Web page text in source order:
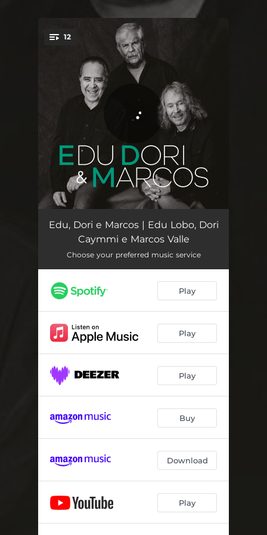
You're all set!
12
Na Ribeira Deste Rio 04:38
Bloco do Eu Sozinho
Saveiros 03:53
Na Ilha de Lia, No Barco de Rosa 04:03
Canto Triste 03:17
Viola Enluarada 04:18
Alegre Menina 03:30
Passa por Mim 03:55
Dos Navegantes 05:01
Corrida de Jangada 02:13
Edu, Dori e Marcos | Edu Lobo, Dori
Caymmi e Marcos Valle
Choose your preferred music service
Play
Play
Play
Buy
Download
Play